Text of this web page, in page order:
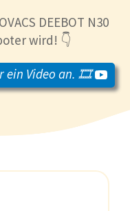
DEEBOT N30
wird! 👇
ein Video an. 🎞️